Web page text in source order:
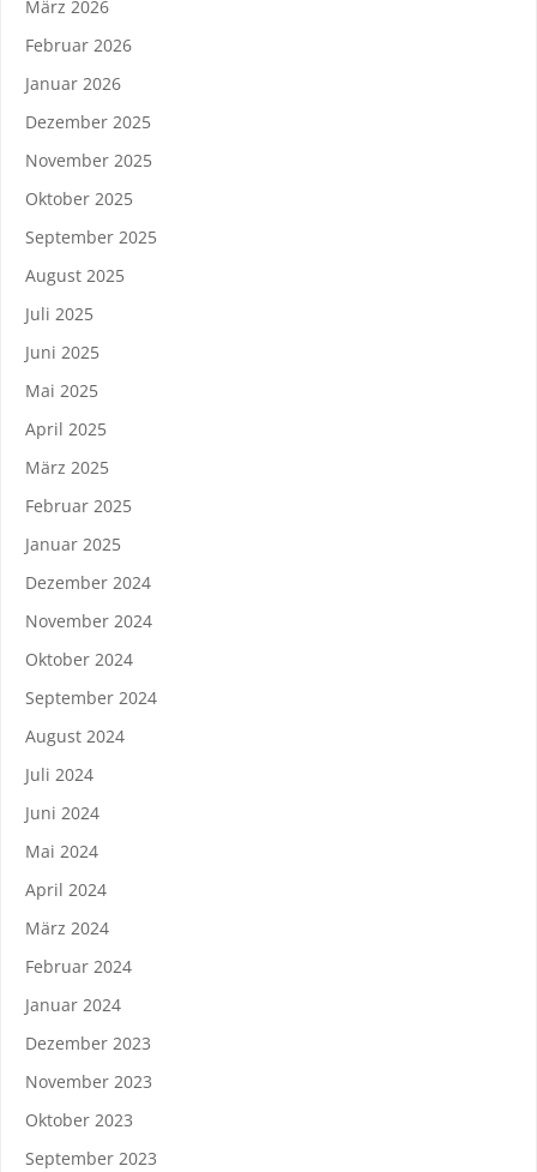
März 2026
Februar 2026
Januar 2026
Dezember 2025
November 2025
Oktober 2025
September 2025
August 2025
Juli 2025
Juni 2025
Mai 2025
April 2025
März 2025
Februar 2025
Januar 2025
Dezember 2024
November 2024
Oktober 2024
September 2024
August 2024
Juli 2024
Juni 2024
Mai 2024
April 2024
März 2024
Februar 2024
Januar 2024
Dezember 2023
November 2023
Oktober 2023
September 2023